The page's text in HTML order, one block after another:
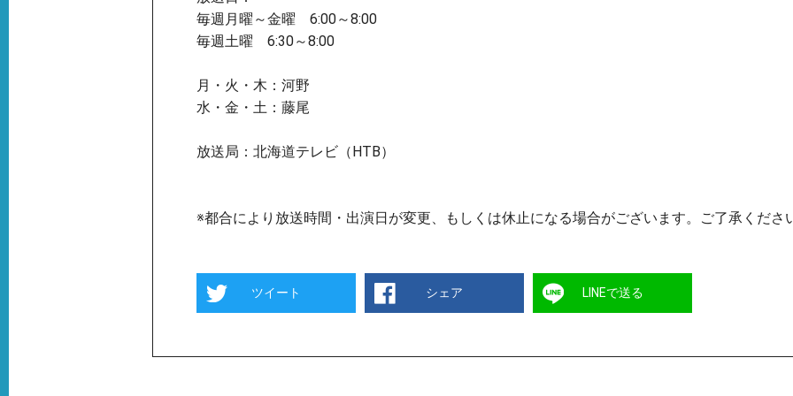
毎週月曜～金曜 6:00～8:00
毎週土曜 6:30～8:00
月・火・木：河野
水・金・土：藤尾
放送局：北海道テレビ（HTB）
※都合により放送時間・出演日が変更、もしくは休止になる場合がございます。ご了承くださ
ツイート シェア LINEで送る